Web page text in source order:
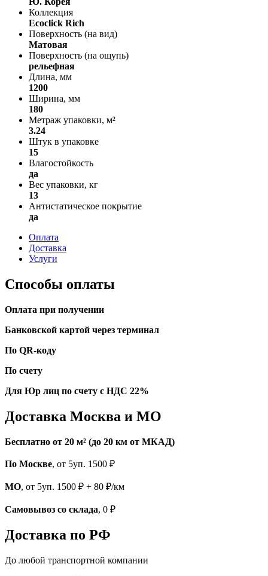
Коллекция
Ecoclick Rich
Поверхность (на вид)
Матовая
Поверхность (на ощупь)
рельефная
Длина, мм
1200
Ширина, мм
180
Метраж упаковки, м²
3.24
Штук в упаковке
15
Влагостойкость
да
Вес упаковки, кг
13
Антистатическое покрытие
да
Оплата
Доставка
Услуги
Способы оплаты
Оплата при получении
Банковской картой через терминал
По QR-коду
По счету
Для Юр лиц по счету с НДС 22%
Доставка Москва и МО
Бесплатно от 20 м² (до 20 км от МКАД)
По Москве, от 5уп. 1500 ₽
МО, от 5уп. 1500 ₽ + 80 ₽/км
Самовывоз со склада, 0 ₽
Доставка по РФ
До любой транспортной компании